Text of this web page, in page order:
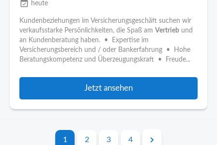
event_available heute
Kundenbeziehungen im Versicherungsgeschäft suchen wir
verkaufsstarke Persönlichkeiten, die Spaß am Vertrieb und
an Kundenberatung haben. • Expertise im
Versicherungsbereich und / oder Bankerfahrung • Hohe
Beratungskompetenz und Überzeugungskraft • Freude...
Jetzt ansehen
1 2 3 4